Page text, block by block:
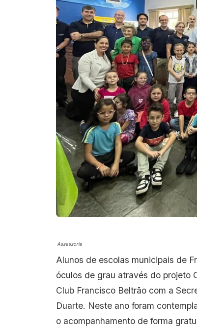
Assessoria
Alunos de escolas municipais de
óculos de grau através do projeto
Club Francisco Beltrão com a
Duarte. Neste ano foram
o acompanhamento de forma